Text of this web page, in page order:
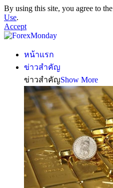
By using this site, you agree to the
Use.
Accept
หน้าแรก
ข่าวสำคัญ
ข่าวสำคัญShow More